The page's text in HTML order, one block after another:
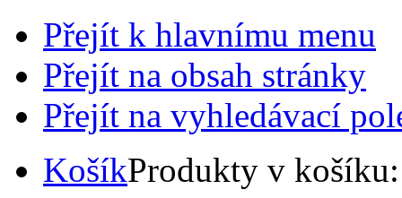
Přejít k hlavnímu menu
Přejít na obsah stránky
Přejít na vyhledávací
KošíkProdukty v